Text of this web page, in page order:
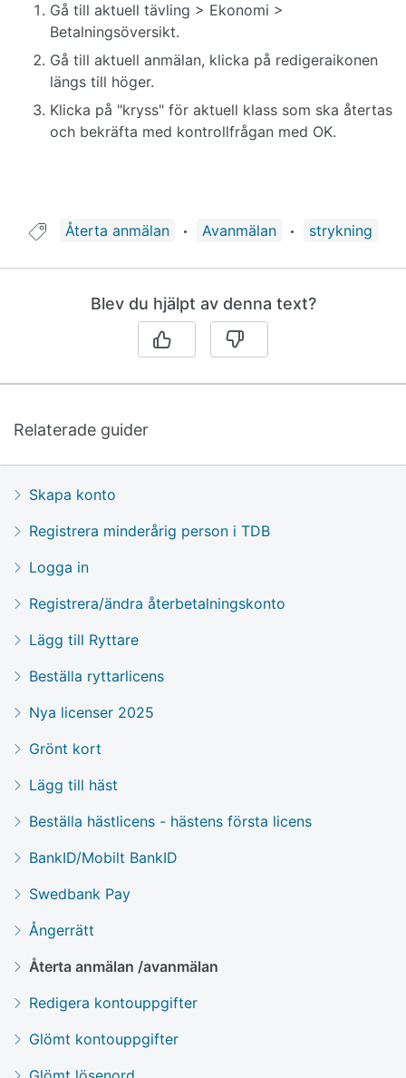
Gå till aktuell tävling > Ekonomi >
Betalningsöversikt.
Gå till aktuell anmälan, klicka på redigeraikonen
längs till höger.
Klicka på "kryss" för aktuell klass som ska återtas
och bekräfta med kontrollfrågan med OK.
Guide taggad med:
Återta anmälan Avanmälan strykning
Blev du hjälpt av denna text?
Relaterade guider
Skapa konto
Registrera minderårig person i TDB
Logga in
Registrera/ändra återbetalningskonto
Lägg till Ryttare
Beställa ryttarlicens
Nya licenser 2025
Grönt kort
Lägg till häst
Beställa hästlicens - hästens första licens
BankID/Mobilt BankID
Swedbank Pay
Ångerrätt
Återta anmälan /avanmälan
Redigera kontouppgifter
Glömt kontouppgifter